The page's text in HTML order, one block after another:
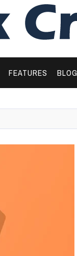
FEATURES BLOG